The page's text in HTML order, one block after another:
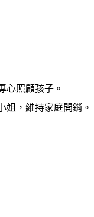
心照顧孩子。
，維持家庭開銷。